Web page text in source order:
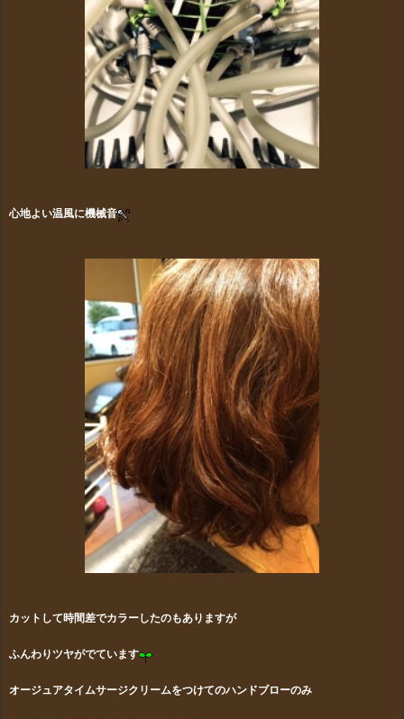
心地よい温風に機械音
カットして時間差でカラーしたのもありますが
ふんわりツヤがでています
オージュアタイムサージクリームをつけてのハンドブローのみ